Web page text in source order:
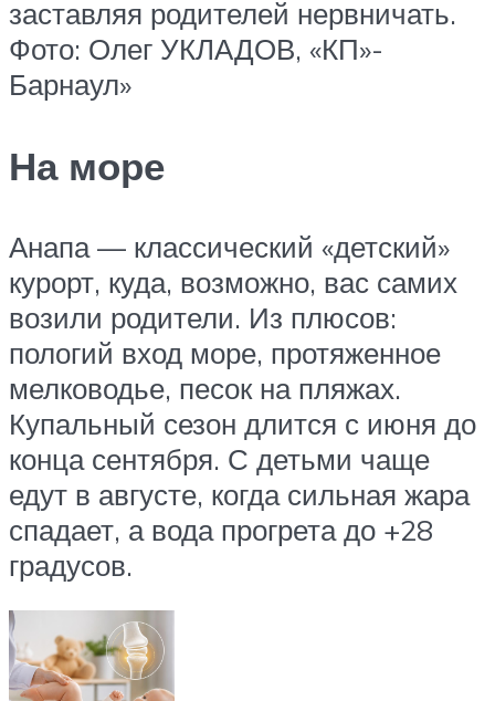
заставляя родителей нервничать.
Фото: Олег УКЛАДОВ, «КП»-
Барнаул»
На море
Анапа — классический «детский»
курорт, куда, возможно, вас самих
возили родители. Из плюсов:
пологий вход море, протяженное
мелководье, песок на пляжах.
Купальный сезон длится с июня до
конца сентября. С детьми чаще
едут в августе, когда сильная жара
спадает, а вода прогрета до +28
градусов.